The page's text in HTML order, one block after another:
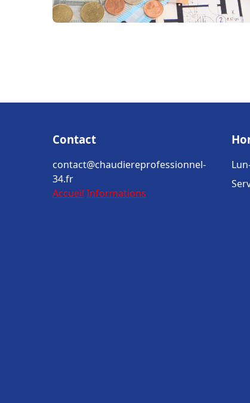
Contact
contact@chaudiereprofessionnel-
34.fr
Accueil Informations